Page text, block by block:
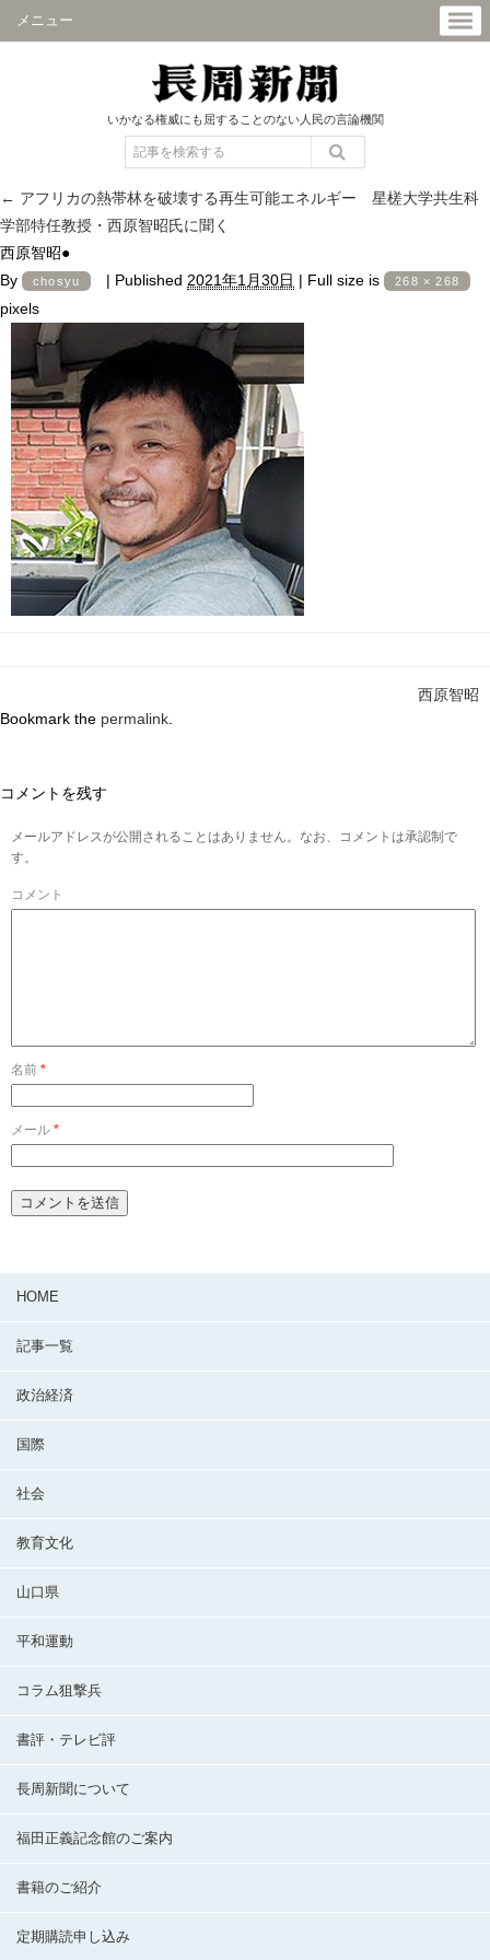
メニュー
いかなる権威にも屈することのない人民の言論機関
← アフリカの熱帯林を破壊する再生可能エネルギー 星槎大学共生科
学部特任教授・西原智昭氏に聞く
西原智昭●
By
chosyu | Published 2021年1月30日 | Full size is 268 × 268
pixels
西原智昭
Bookmark the permalink
コメントを残す
メールアドレスが公開されることはありません。なお、コメントは承認制で
す。
コメント
名前 *
メール *
HOME
記事一覧
政治経済
国際
社会
教育文化
山口県
平和運動
コラム狙撃兵
書評・テレビ評
長周新聞について
福田正義記念館のご案内
書籍のご紹介
定期購読申し込み